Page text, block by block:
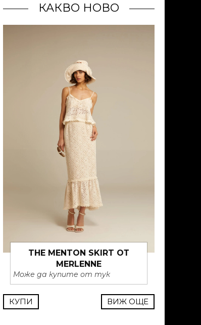
КАКВО НОВО
THE MENTON SKIRT ОТ
MERLENNE
Може да купите от тук
КУПИ ВИЖ ОЩЕ